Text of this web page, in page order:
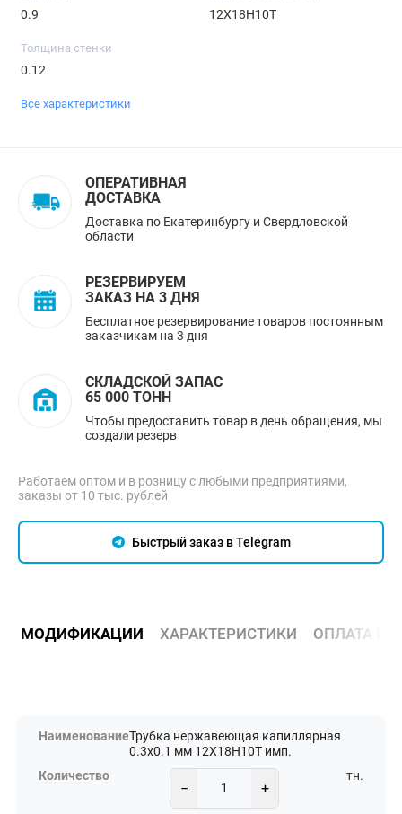
0.9 12Х18Н10Т
Толщина стенки
0.12
Все характеристики
ОПЕРАТИВНАЯ
ДОСТАВКА
Доставка по Екатеринбургу и Свердловской
области
РЕЗЕРВИРУЕМ
ЗАКАЗ НА 3 ДНЯ
Бесплатное резервирование товаров постоянным
заказчикам на 3 дня
СКЛАДСКОЙ ЗАПАС
65 000 ТОНН
Чтобы предоставить товар в день обращения, мы
создали резерв
Работаем оптом и в розницу с любыми предприятиями,
заказы от 10 тыс. рублей
Быстрый заказ в Telegram
МОДИФИКАЦИИ ХАРАКТЕРИСТИКИ ОПЛАТА И
Трубка нержавеющая капиллярная
0.3х0.1 мм 12Х18Н10Т имп.
− +
тн.